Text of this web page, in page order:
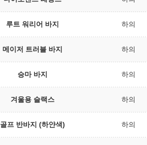
루트 워리어 바지 하의
메이저 트러블 바지 하의
승마 바지 하의
겨울용 슬랙스 하의
골프 반바지 (하얀색) 하의